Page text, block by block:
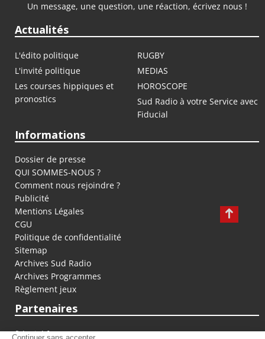
Un message, une question, une réaction, écrivez nous !
Actualités
L'édito politique
RUGBY
L'invité politique
MEDIAS
Les courses hippiques et
pronostics
HOROSCOPE
Sud Radio à votre Service avec
Fiducial
Informations
Dossier de presse
QUI SOMMES-NOUS ?
Comment nous rejoindre ?
Publicité
Mentions Légales
CGU
Politique de confidentialité
Sitemap
Archives Sud Radio
Archives Programmes
Règlement jeux
Partenaires
fiducial.fr